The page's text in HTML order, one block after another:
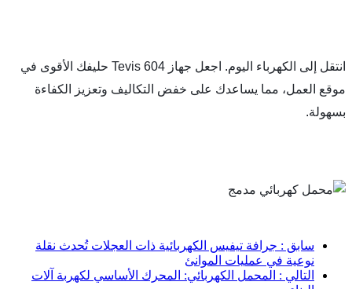
انتقل إلى الكهرباء اليوم. اجعل جهاز Tevis 604 حليفك الأقوى في
موقع العمل، مما يساعدك على خفض التكاليف وتعزيز الكفاءة
: جرافة تيفيس الكهربائية ذات العجلات تُحدث نقلة
في عمليات الموانئ
: المحمل الكهربائي: المحرك الأساسي لكهربة آلات